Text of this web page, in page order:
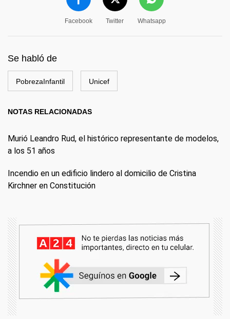
Facebook Twitter Whatsapp
Se habló de
PobrezaInfantil Unicef
NOTAS RELACIONADAS
Murió Leandro Rud, el histórico representante de modelos,
a los 51 años
Incendio en un edificio lindero al domicilio de Cristina
Kirchner en Constitución